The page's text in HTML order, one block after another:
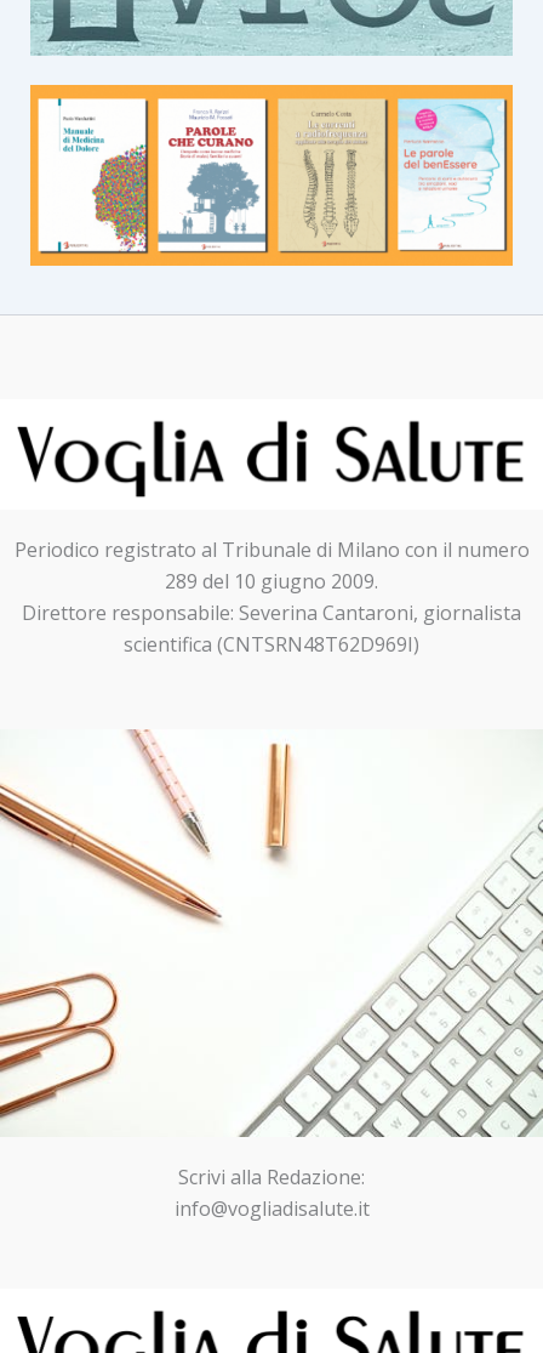
Periodico registrato al Tribunale di Milano con il numero
289 del 10 giugno 2009.
Direttore responsabile: Severina Cantaroni, giornalista
scientifica (CNTSRN48T62D969I)
Scrivi alla Redazione:
info@vogliadisalute.it